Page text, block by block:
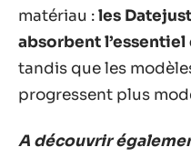
matériau :les
absorbent
tandis que les
progressent plus
A découvrir